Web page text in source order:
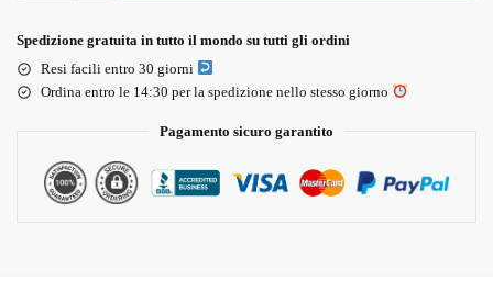
Spedizione gratuita in tutto il mondo su tutti gli ordini
Resi facili entro 30 giorni
Ordina entro le 14:30 per la spedizione nello stesso giorno
Pagamento sicuro garantito